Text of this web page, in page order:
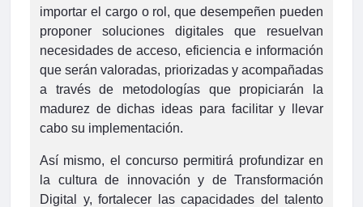
importar el cargo o rol, que desempeñen pueden
proponer soluciones digitales que resuelvan
necesidades de acceso, eficiencia e información
que serán valoradas, priorizadas y acompañadas
a través de metodologías que propiciarán la
madurez de dichas ideas para facilitar y llevar
cabo su implementación.
Así mismo, el concurso permitirá profundizar en
la cultura de innovación y de Transformación
Digital y, fortalecer las capacidades del talento